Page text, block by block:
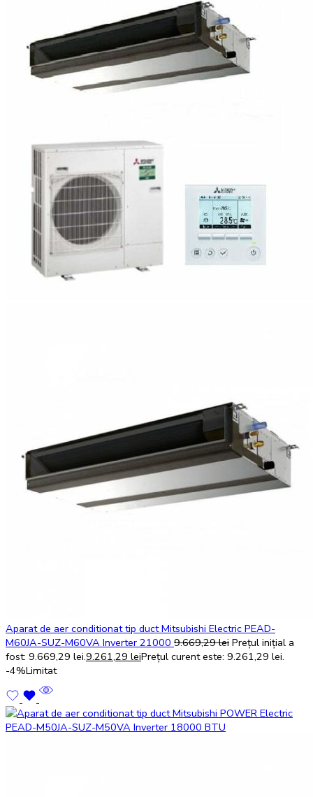
Aparat de aer conditionat tip duct Mitsubishi Electric PEAD-
M60JA-SUZ-M60VA Inverter 21000 9.669,29lei Prețul inițial a
fost: 9.669,29 lei.9.261,29 leiPrețul curent este: 9.261,29 lei.
-4%Limitat